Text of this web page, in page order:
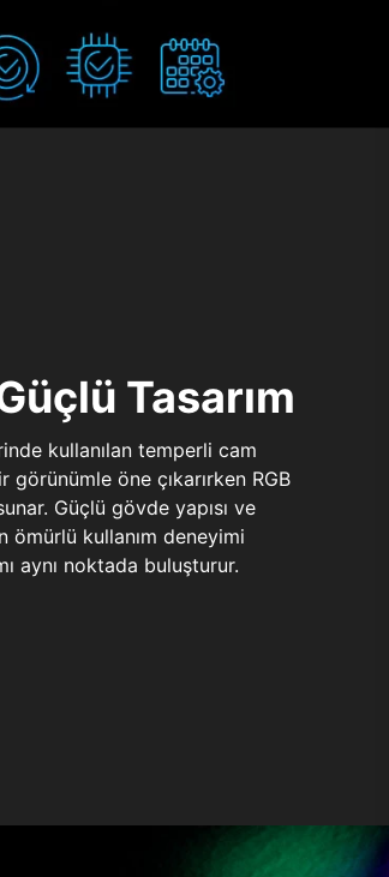
Tasarım
kullanılan temperli cam
öne çıkarırken RGB
Güçlü gövde yapısı ve
ömürlü kullanım deneyimi
aynı noktada buluşturur.